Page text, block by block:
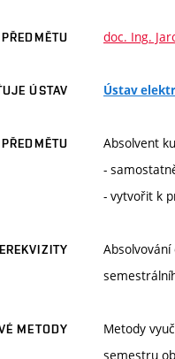
doc. Ing.
ÚSTAV Ústav
Absolvent
-
- vytvořit k
METODY
Metody
semestru